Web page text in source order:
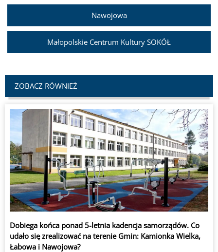
Nawojowa
Małopolskie Centrum Kultury SOKÓŁ
ZOBACZ RÓWNIEŻ
Dobiega końca ponad 5-letnia kadencja samorządów. Co
udało się zrealizować na terenie Gmin: Kamionka Wielka,
Łabowa i Nawojowa?